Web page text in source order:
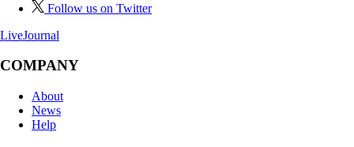
Follow us on Twitter
LiveJournal
COMPANY
About
News
Help